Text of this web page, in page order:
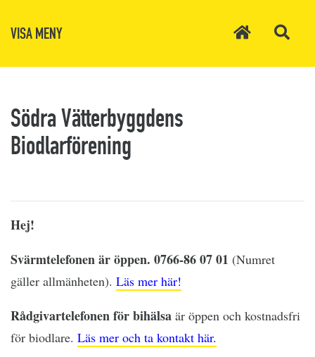
VISA MENY
Södra Vätterbyggdens
Biodlarförening
Hej!
Svärmtelefonen är öppen. 0766-86 07 01 (Numret
gäller allmänheten). Läs mer här!
Rådgivartelefonenförbihälsa är öppen och kostnadsfri
för biodlare. Läs mer och ta kontakt här.